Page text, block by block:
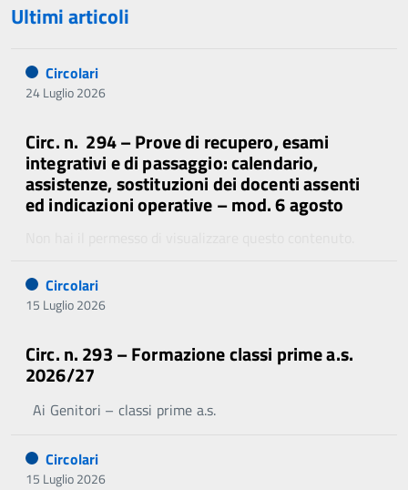
Ultimi articoli
Circolari
24 Luglio 2026
Circ. n. 294 – Prove di recupero, esami
integrativi e di passaggio: calendario,
assistenze, sostituzioni dei docenti assenti
ed indicazioni operative – mod. 6 agosto
Circolari
15 Luglio 2026
Circ. n. 293 – Formazione classi prime a.s.
2026/27
Ai Genitori – classi prime a.s.
Circolari
15 Luglio 2026